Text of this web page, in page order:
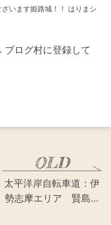
ざいます姫路城！！ はりまシ
ブログ村に登録して
太平洋岸自転車道：伊
勢志摩エリア 賢島…